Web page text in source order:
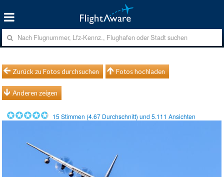
Zurück zu Fotos durchsuchen Fotos hochladen
Anderen zeigen
15 Stimmen (4.67 Durchschnitt) und5.111 Ansichten